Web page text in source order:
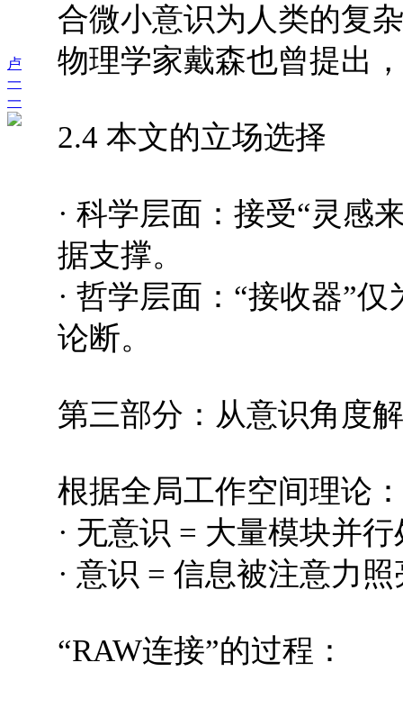
卢
一
一
合微小意识为人类的复
物理学家戴森也曾提出
2.4 本文的立场选择
· 科学层面：接受“灵感
据支撑。
· 哲学层面：“接收器”
论断。
第三部分：从意识角度
根据全局工作空间理论：
· 无意识 = 大量模块并
· 意识 = 信息被注意力
“RAW连接”的过程：